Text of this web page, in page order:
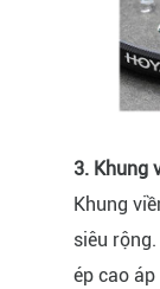
3. Khung
Khung
siêu
ép cao áp